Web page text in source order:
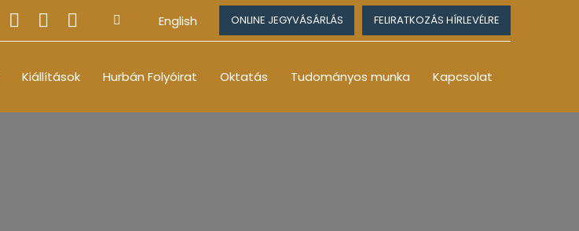
English ONLINE JEGYVÁSÁRLÁS FELIRATKOZÁS HÍRLEVÉLRE
Kiállítások Hurbán Folyóirat Oktatás Tudományos munka Kapcsolat